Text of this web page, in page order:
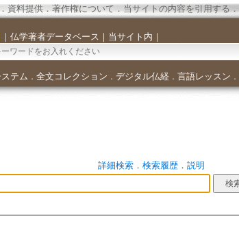
資料提供． 著作権について．当サイトの内容を引用する ．
｜ 仏学著者データベース ｜ 当サイト内 ｜
テム ． 全文コレクション ． デジタル仏経． 言語レッスン ．
詳細検索． 検索履歴． 説明